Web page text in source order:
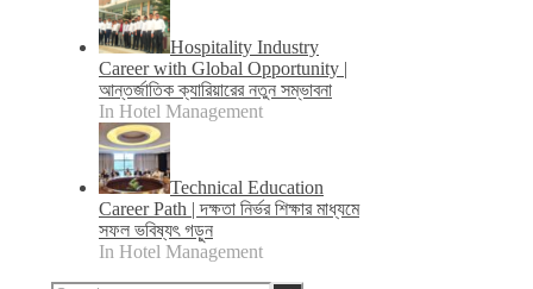
Hospitality Industry
Career with Global Opportunity |
আন্তর্জাতিক ক্যারিয়ারের নতুন সম্ভাবনা
In Hotel Management
Technical Education
Career Path | দক্ষতা নির্ভর শিক্ষার মাধ্যমে
সফল ভবিষ্যৎ গড়ুন
In Hotel Management